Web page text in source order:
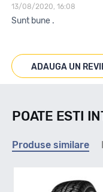
4X4/SUV
Marcaje
Indice viteza
13/08/2020, 16:08
Sunt bune .
ADAUGA UN
POATE ESTI
Produse similare